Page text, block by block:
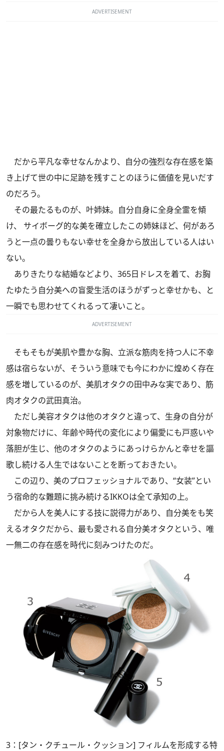
ADVERTISEMENT
だから平凡な幸せなんかより、自分の強烈な存在感を築
き上げて世の中に足跡を残すことのほうに価値を見いだす
のだろう。
その最たるものが、叶姉妹。自分自身に全身全霊を傾
け、 サイボーグ的な美を確立したこの姉妹ほど、何があろ
うと一点の曇りもない幸せを全身から放出している人はい
ない。
ありきたりな結婚などより、365日ドレスを着て、お胸
たゆたう自分美への盲愛生活のほうがずっと幸せかも、と
一瞬でも思わせてくれるって凄いこと。
ADVERTISEMENT
そもそもが美肌や豊かな胸、立派な筋肉を持つ人に不幸
感は宿らないが、そういう意味でも今にわかに煌めく存在
感を増しているのが、美肌オタクの田中みな実であり、筋
肉オタクの武田真治。
ただし美容オタクは他のオタクと違って、生身の自分が
対象物だけに、年齢や時代の変化により偏愛にも戸惑いや
落胆が生じ、他のオタクのようにあっけらかんと幸せを謳
歌し続ける人生ではないことを断っておきたい。
この辺り、美のプロフェッショナルであり、“女装”とい
う宿命的な難題に挑み続けるIKKOは全て承知の上。
だから人を美人にする技に説得力があり、自分美をも笑
えるオタクだから、最も愛される自分美オタクという、唯
一無二の存在感を時代に刻みつけたのだ。
3：[タン・クチュール・クッション] フィルムを形成する特